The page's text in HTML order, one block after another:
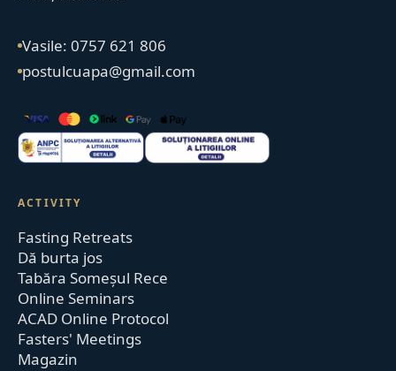
Vasile: 0757 621 806
postulcuapa@gmail.com
ACTIVITY
Fasting Retreats
Dă burta jos
Tabăra Someșul Rece
Online Seminars
ACAD Online Protocol
Fasters' Meetings
Magazin